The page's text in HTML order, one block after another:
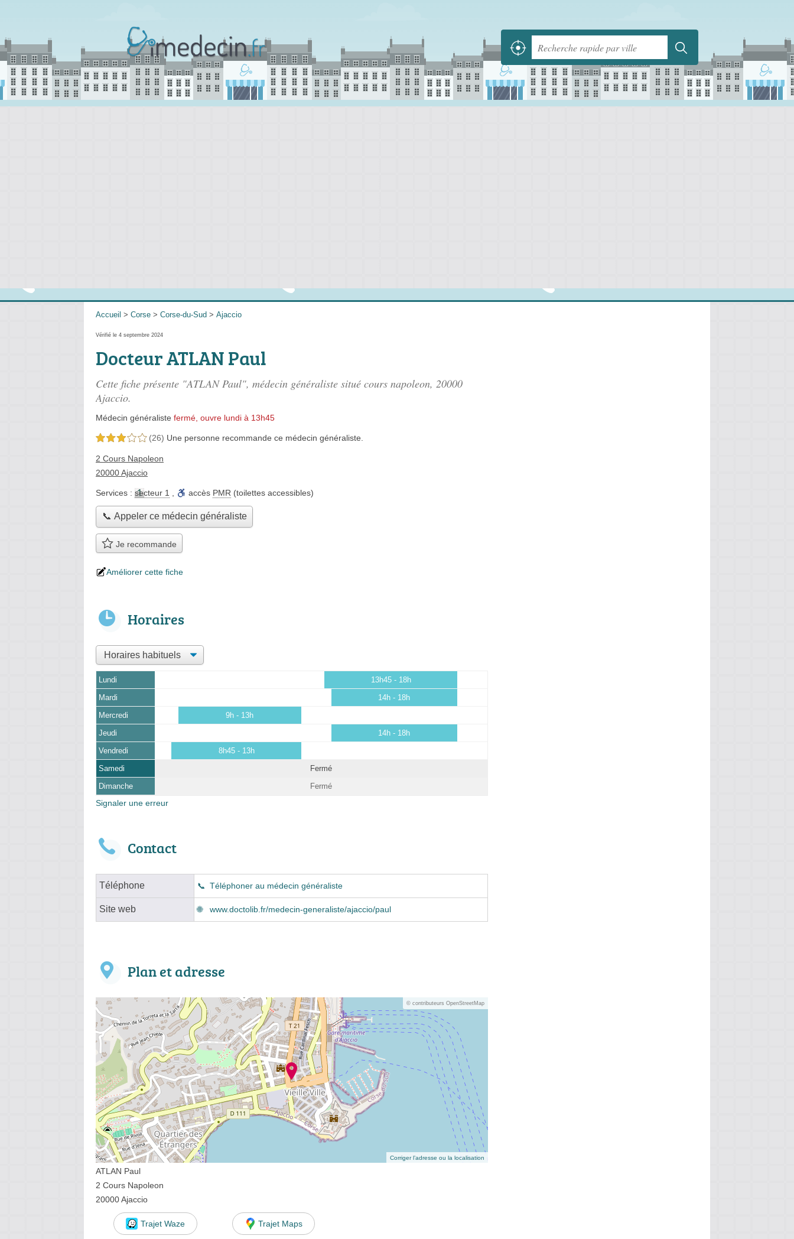
Accueil > Corse > Corse-du-Sud > Ajaccio
Vérifié le 4 septembre 2024
Docteur ATLAN Paul
Cette fiche présente "ATLAN Paul", médecin généraliste situé cours napoleon, 20000
Ajaccio.
Médecin généraliste fermé, ouvre lundi à 13h45
3,0 étoiles sur 5 (26) Une personne recommande ce médecin généraliste.
2 Cours Napoleon
20000 Ajaccio
Services : secteur 1 accès PMR (toilettes accessibles)
📞 Appeler ce médecin généraliste
Je recommande
Améliorer cette fiche
Horaires
Lundi 13h45 - 18h
Mardi 14h - 18h
Mercredi 9h - 13h
Jeudi 14h - 18h
Vendredi 8h45 - 13h
Samedi Fermé
Dimanche Fermé
Signaler une erreur
Contact
Téléphone Téléphoner au médecin généraliste
Site web www.doctolib.fr/medecin-generaliste/ajaccio/paul
Plan et adresse
© contributeurs OpenStreetMap
Corriger l’adresse ou la localisation
ATLAN Paul
2 Cours Napoleon
20000 Ajaccio
Trajet Waze Trajet Maps